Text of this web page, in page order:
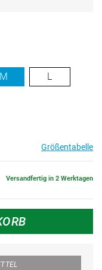
M L
Größentabelle
Versandfertig in 2 Werktagen